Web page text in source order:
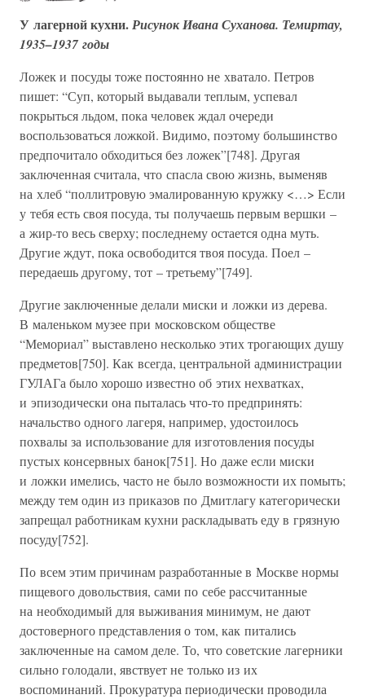
У лагерной кухни.Рисунок Ивана Суханова. Темиртау,
1935–1937 годы
Ложек и посуды тоже постоянно не хватало. Петров
пишет: “Суп, который выдавали теплым, успевал
покрыться льдом, пока человек ждал очереди
воспользоваться ложкой. Видимо, поэтому большинство
предпочитало обходиться без ложек”[748]. Другая
заключенная считала, что спасла свою жизнь, выменяв
на хлеб “поллитровую эмалированную кружку <…> Если
у тебя есть своя посуда, ты получаешь первым вершки –
а жир-то весь сверху; последнему остается одна муть.
Другие ждут, пока освободится твоя посуда. Поел –
передаешь другому, тот – третьему”[749].
Другие заключенные делали миски и ложки из дерева.
В маленьком музее при московском обществе
“Мемориал” выставлено несколько этих трогающих душу
предметов[750]. Как всегда, центральной администрации
ГУЛАГа было хорошо известно об этих нехватках,
и эпизодически она пыталась что-то предпринять:
начальство одного лагеря, например, удостоилось
похвалы за использование для изготовления посуды
пустых консервных банок[751]. Но даже если миски
и ложки имелись, часто не было возможности их помыть;
между тем один из приказов по Дмитлагу категорически
запрещал работникам кухни раскладывать еду в грязную
посуду[752].
По всем этим причинам разработанные в Москве нормы
пищевого довольствия, сами по себе рассчитанные
на необходимый для выживания минимум, не дают
достоверного представления о том, как питались
заключенные на самом деле. То, что советские лагерники
сильно голодали, явствует не только из их
воспоминаний. Прокуратура периодически проводила